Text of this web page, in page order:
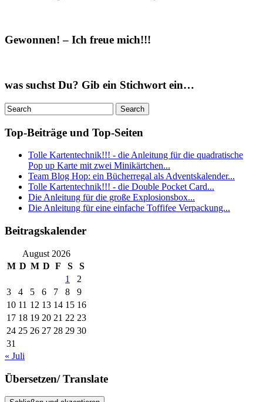
Gewonnen! – Ich freue mich!!!
was suchst Du? Gib ein Stichwort ein…
Top-Beiträge und Top-Seiten
Tolle Kartentechnik!!! - die Anleitung für die quadratische
Pop up Karte mit zwei Minikärtchen...
Team Blog Hop: ein Bücherregal als Adventskalender...
Tolle Kartentechnik!!! - die Double Pocket Card...
Die Anleitung für die große Explosionsbox...
Die Anleitung für eine einfache Toffifee Verpackung...
Beitragskalender
August 2026
M D M D F S
S
1
2
3
4 5 6 7 8
9
10 11 12 13 14 15 16
17 18 19 20 21 22 23
24 25 26 27 28 29 30
31
« Juli
Übersetzen/ Translate